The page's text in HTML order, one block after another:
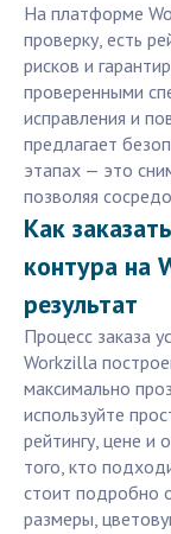
На платформе
проверку, есть
рисков и
проверенными
исправления и
предлагает
этапах — это
позволяя
Как
контура на
результат
Процесс заказа
Workzilla
максимально
используйте
рейтингу, цене
того, кто
стоит подробно
размеры,